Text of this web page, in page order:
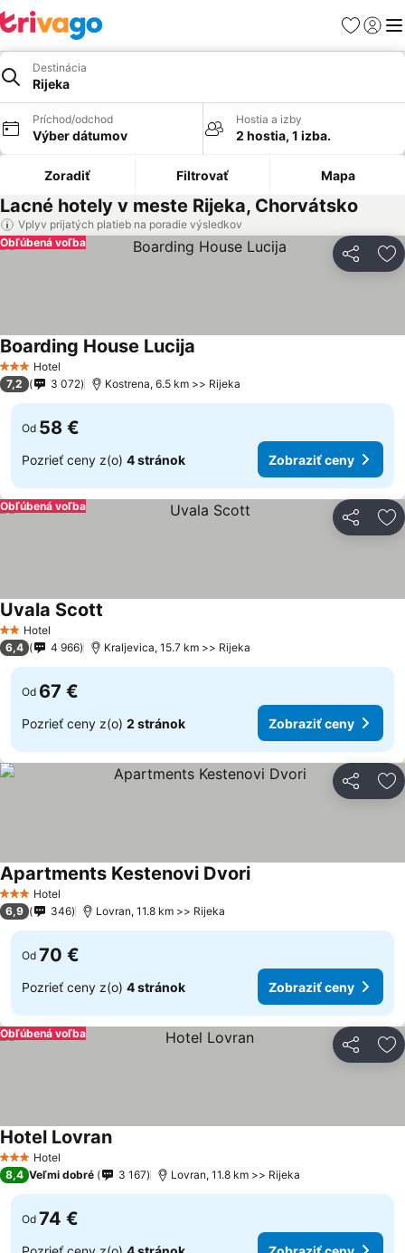
Obľúbené
Destinácia
Rijeka
Príchod/odchod
Výber dátumov
Hostia a izby
2 hostia, 1 izba.
Zoradiť Filtrovať Mapa
Lacné hotely v meste Rijeka, Chorvátsko
Vplyv prijatých platieb na poradie výsledkov
Zdieľať
Obľúbená voľba
3 Počet hviezdičiek
Hotel
Boarding House Lucija
7,2 3 072 Kostrena, 6.5 km >> Rijeka
Od 58 €
Pozrieť ceny z(o) 4 stránok Zobraziť ceny
Zdieľať
Obľúbená voľba
2 Počet hviezdičiek
Hotel
Uvala Scott
6,4 4 966 Kraljevica, 15.7 km >> Rijeka
Od 67 €
Pozrieť ceny z(o) 2 stránok Zobraziť ceny
Zdieľať
3 Počet hviezdičiek
Hotel
Apartments Kestenovi DvoriZobraziť ceny
6,9 346 Lovran, 11.8 km >> Rijeka
Od 70 €
Pozrieť ceny z(o) 4 stránok Zobraziť ceny
Zdieľať
Obľúbená voľba
3 Počet hviezdičiek
Hotel
Hotel LovranZobraziť ceny
8,4 Veľmi dobré 3 167 Lovran, 11.8 km >> Rijeka
Od 74 €